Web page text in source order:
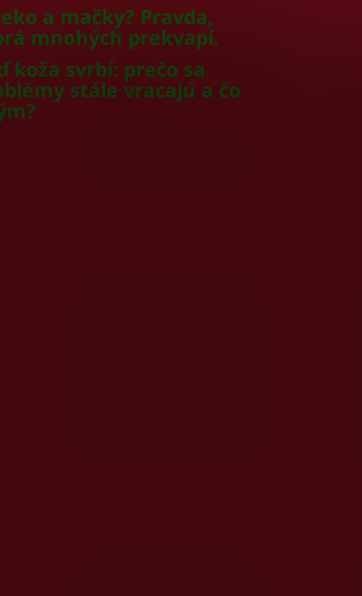
a mačky? Pravda,
mnohých prekvapí.
koža svrbí: prečo sa
stále vracajú a čo